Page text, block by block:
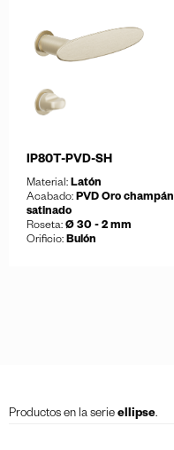
IP80T-PVD-SH
Material: Latón
Acabado: PVD Oro champán
satinado
Roseta: Ø 30 - 2 mm
Orificio: Bulón
Productos en la serie ellipse.